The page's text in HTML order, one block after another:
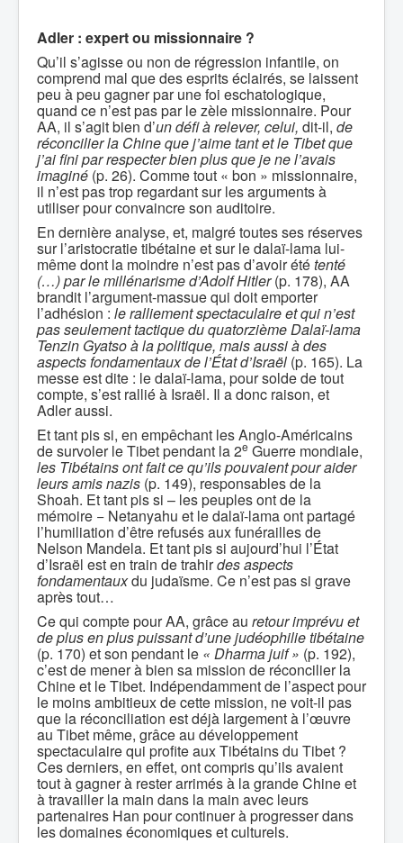
Adler : expert ou missionnaire ?
Qu’il s’agisse ou non de régression infantile, on
comprend mal que des esprits éclairés, se laissent
peu à peu gagner par une foi eschatologique,
quand ce n’est pas par le zèle missionnaire. Pour
AA, il s’agit bien d’undéfi à relever, celui, dit-il, de
réconcilier la Chine que j’aime tant et le Tibet que
j’ai fini par respecter bien plus que je ne l’avais
imaginé (p. 26). Comme tout « bon » missionnaire,
il n’est pas trop regardant sur les arguments à
utiliser pour convaincre son auditoire.
En dernière analyse, et, malgré toutes ses réserves
sur l’aristocratie tibétaine et sur le dalaï-lama lui-
même dont la moindre n’est pas d’avoir ététenté
(…) par le millénarisme d’Adolf Hitler(p. 178), AA
brandit l’argument-massue qui doit emporter
l’adhésion : le ralliement spectaculaire et qui n’est
pas seulement tactique du quatorzième Dalaï-lama
Tenzin Gyatso à la politique, mais aussi à des
aspects fondamentaux de l’État d’Israël (p. 165). La
messe est dite : le dalaï-lama, pour solde de tout
compte, s’est rallié à Israël. Il a donc raison, et
Adler aussi.
Et tant pis si, en empêchant les Anglo-Américains
de survoler le Tibet pendant la 2e Guerre mondiale,
les Tibétains ont fait ce qu’ils pouvaient pour aider
leurs amis nazis (p. 149), responsables de la
Shoah. Et tant pis si – les peuples ont de la
mémoire − Netanyahu et le dalaï-lama ont partagé
l’humiliation d’être refusés aux funérailles de
Nelson Mandela. Et tant pis si aujourd’hui l’État
d’Israël est en train de trahirdes aspects
fondamentauxdu judaïsme. Ce n’est pas si grave
après tout…
Ce qui compte pour AA, grâce au retour imprévu et
de plus en plus puissant d’une judéophilie tibétaine
(p. 170) et son pendant le « Dharma juif » (p. 192),
c’est de mener à bien sa mission de réconcilier la
Chine et le Tibet. Indépendamment de l’aspect pour
le moins ambitieux de cette mission, ne voit-il pas
que la réconciliation est déjà largement à l’œuvre
au Tibet même, grâce au développement
spectaculaire qui profite aux Tibétains du Tibet ?
Ces derniers, en effet, ont compris qu’ils avaient
tout à gagner à rester arrimés à la grande Chine et
à travailler la main dans la main avec leurs
partenaires Han pour continuer à progresser dans
les domaines économiques et culturels.